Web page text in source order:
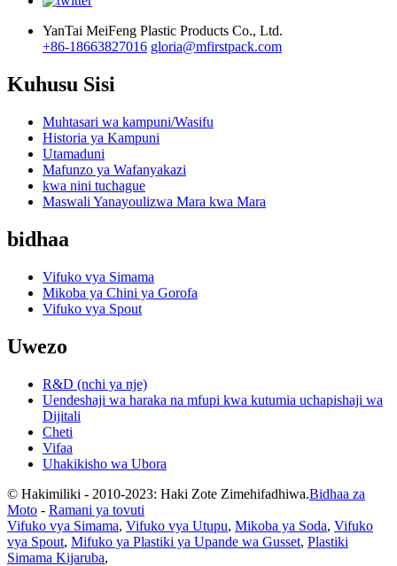
YanTai MeiFeng Plastic Products Co., Ltd.
+86-18663827016 gloria@mfirstpack.com
Kuhusu Sisi
Muhtasari wa kampuni/Wasifu
Historia ya Kampuni
Utamaduni
Mafunzo ya Wafanyakazi
kwa nini tuchague
Maswali Yanayoulizwa Mara kwa Mara
bidhaa
Vifuko vya Simama
Mikoba ya Chini ya Gorofa
Vifuko vya Spout
Uwezo
R&D (nchi ya nje)
Uendeshaji wa haraka na mfupi kwa kutumia uchapishaji wa
Dijitali
Cheti
Vifaa
Uhakikisho wa Ubora
© Hakimiliki - 2010-2023: Haki Zote Zimehifadhiwa.Bidhaa za
Moto - Ramani ya tovuti
Vifuko vya Simama, Vifuko vya Utupu, Mikoba ya Soda, Vifuko
vya Spout, Mifuko ya Plastiki ya Upande wa Gusset, Plastiki
Simama Kijaruba,